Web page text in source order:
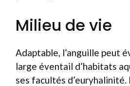
Milieu de vie
Adaptable, l’anguille peut
large éventail d’habitats
ses facultés d’euryhalinité.